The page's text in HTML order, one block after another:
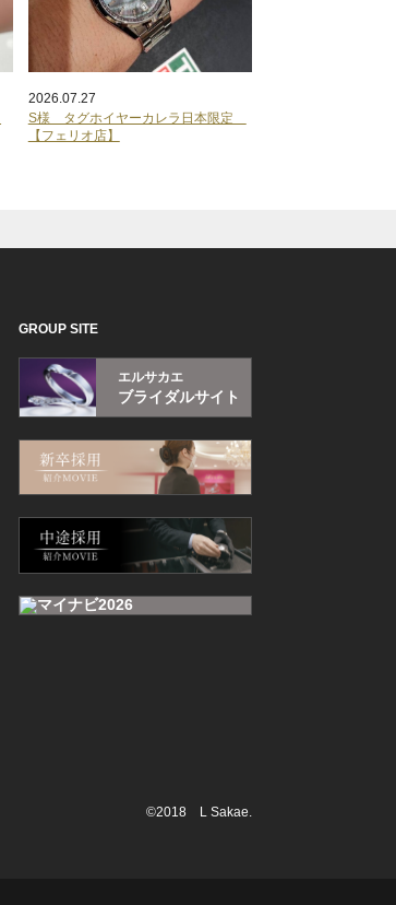
2026.07.27
S様 タグホイヤーカレラ日本限定
【フェリオ店】
GROUP SITE
エルサカエ
ブライダルサイト
©2018 L Sakae.